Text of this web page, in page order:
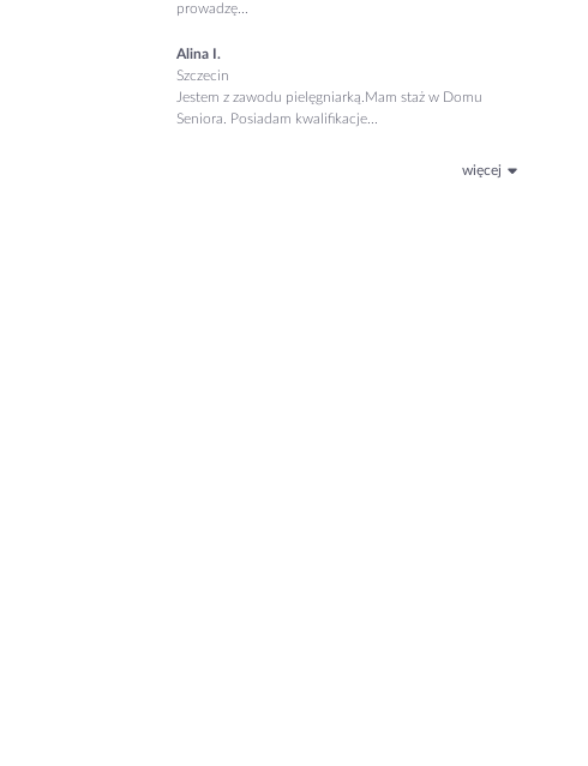
prowadzę...
Alina I.
Szczecin
Jestem z zawodu pielęgniarką.Mam staż w Domu
Seniora. Posiadam kwalifikacje...
więcej